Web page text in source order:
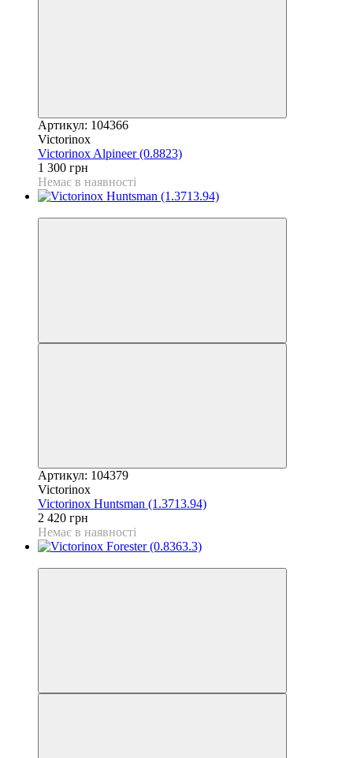
Артикул: 104366
Victorinox
Victorinox Alpineer (0.8823)
1 300 грн
Немає в наявності
Артикул: 104379
Victorinox
Victorinox Huntsman (1.3713.94)
2 420 грн
Немає в наявності